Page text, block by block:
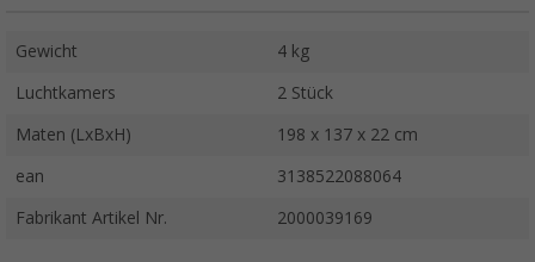
Gewicht 4 kg
Luchtkamers 2 Stück
Maten (LxBxH) 198 x 137 x 22 cm
ean 3138522088064
Fabrikant Artikel Nr. 2000039169